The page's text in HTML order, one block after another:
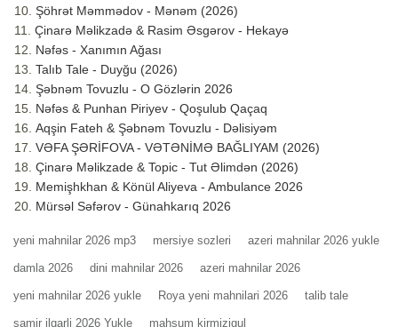
Şöhrət Məmmədov - Mənəm (2026)
Çinarə Məlikzadə & Rasim Əsgərov - Hekayə
Nəfəs - Xanımın Ağası
Talıb Tale - Duyğu (2026)
Şəbnəm Tovuzlu - O Gözlərin 2026
Nəfəs & Punhan Piriyev - Qoşulub Qaçaq
Aqşin Fateh & Şəbnəm Tovuzlu - Dəlisiyəm
VƏFA ŞƏRİFOVA - VƏTƏNİMƏ BAĞLIYAM (2026)
Çinarə Məlikzade & Topic - Tut Əlimdən (2026)
Memişhkhan & Könül Aliyeva - Ambulance 2026
Mürsəl Səfərov - Günahkarıq 2026
yeni mahnilar 2026 mp3 mersiye sozleri azeri mahnilar 2026 yukle
damla 2026 dini mahnilar 2026 azeri mahnilar 2026
yeni mahnilar 2026 yukle Roya yeni mahnilari 2026 talib tale
samir ilqarli 2026 Yukle mahsum kirmizigul